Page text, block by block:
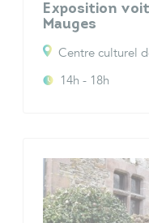
Exposition
Mauges
Centre culturel
14h - 18h